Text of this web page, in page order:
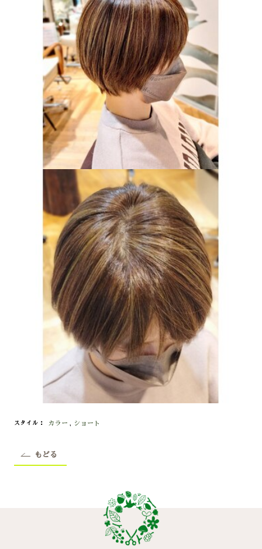
スタイル カラー , ショート
もどる